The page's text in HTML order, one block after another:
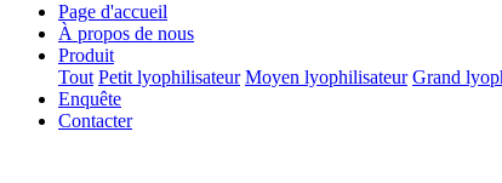
Page d'accueil
À propos de nous
Produit
Tout Petit lyophilisateur Moyen lyophilisateur Grand
Enquête
Contacter